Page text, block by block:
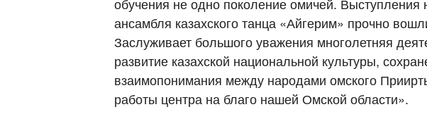
ансамбля казахского танца «Айгерим» прочно
Заслуживает большого уважения многолетняя
развитие казахской национальной культуры,
взаимопонимания между народами омского
работы центра на благо нашей Омской области».